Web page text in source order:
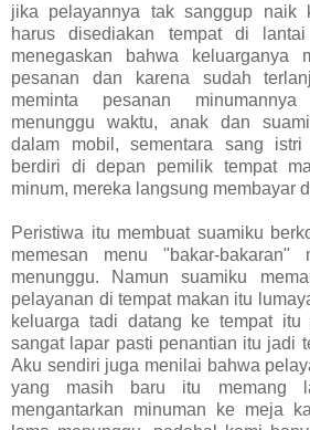
jika pelayannya tak sanggup naik
harus disediakan tempat di
menegaskan bahwa keluarganya
pesanan dan karena sudah
meminta pesanan
menunggu waktu, anak dan
dalam mobil, sementara sang istri
berdiri di depan pemilik tempat
minum, mereka langsung membayar
Peristiwa itu membuat suamiku
memesan menu "bakar-bakaran"
menunggu. Namun suamiku
pelayanan di tempat makan itu
keluarga tadi datang ke tempat itu
sangat lapar pasti penantian itu jadi
Aku sendiri juga menilai bahwa
yang masih baru itu memang
mengantarkan minuman ke meja